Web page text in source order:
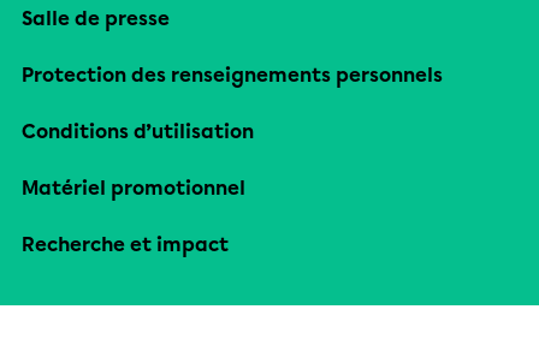
Salle de presse
Protection des renseignements personnels
Conditions d’utilisation
Matériel promotionnel
Recherche et impact